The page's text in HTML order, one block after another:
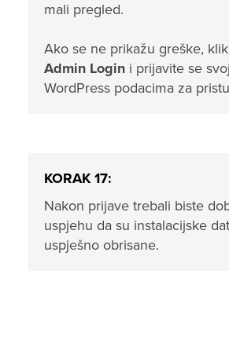
mali pregled.
Ako se ne prikažu greške,
Admin Login i prijavite se
WordPress podacima za
KORAK 17:
Nakon prijave trebali biste
uspjehu da su instalacijske
uspješno obrisane.